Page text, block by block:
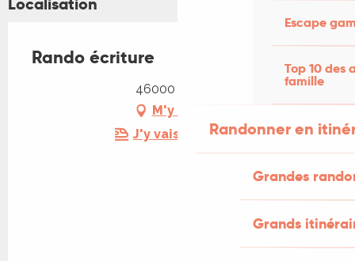
Escape
Top 10 des
famille
Randonner en
Grandes
Grands
Rando écriture
46000 Cahors
M'y rendre
J'y vais en train !